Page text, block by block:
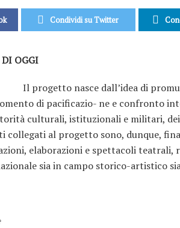
Condividi su Twitter
OGGI
Il progetto nasce dall’idea di
di pacificazio- ne e confronto
culturali, istituzionali e militari,
collegati al progetto sono, dunque,
elaborazioni e spettacoli teatrali,
sia in campo storico-artistico